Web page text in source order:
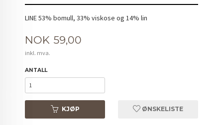
LINE 53% bomull, 33% viskose og 14% lin
Pris
NOK 59,00
inkl. mva.
ANTALL
KJØP ØNSKELISTE